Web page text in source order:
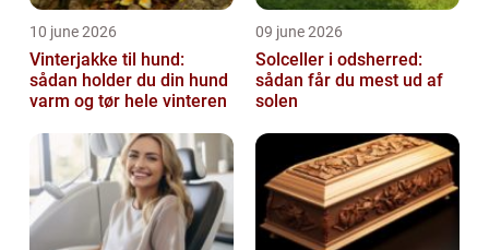
10 june 2026
Vinterjakke til hund:
sådan holder du din hund
varm og tør hele vinteren
09 june 2026
Solceller i odsherred:
sådan får du mest ud af
solen